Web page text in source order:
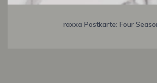
raxxa Postkarte: Four